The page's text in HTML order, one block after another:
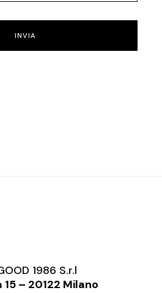
INVIA
1986 S.r.l
15 – 20122 Milano